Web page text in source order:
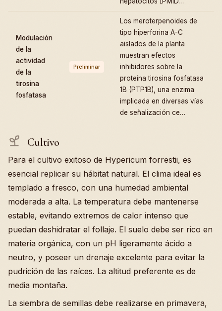
Modulación
de la
actividad
de la
tirosina
fosfatasa
Preliminar
Los meroterpenoides de
tipo hiperforina A-C
aislados de la planta
muestran efectos
inhibidores sobre la
proteína tirosina fosfatasa
1B (PTP1B), una enzima
implicada en diversas vías
de señalización ce…
Cultivo
Para el cultivo exitoso de Hypericum forrestii, es
esencial replicar su hábitat natural. El clima ideal es
templado a fresco, con una humedad ambiental
moderada a alta. La temperatura debe mantenerse
estable, evitando extremos de calor intenso que
puedan deshidratar el follaje. El suelo debe ser rico en
materia orgánica, con un pH ligeramente ácido a
neutro, y poseer un drenaje excelente para evitar la
pudrición de las raíces. La altitud preferente es de
media montaña.
La siembra de semillas debe realizarse en primavera,